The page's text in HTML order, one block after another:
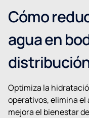
Cómo
agua en
Optimiza la
operativos, elimina
mejora el bienestar